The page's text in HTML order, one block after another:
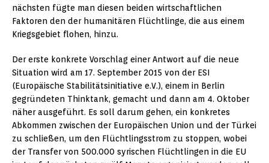
nächsten fügte man diesen beiden wirtschaftlichen
Faktoren den der humanitären Flüchtlinge, die aus einem
Kriegsgebiet flohen, hinzu.
Der erste konkrete Vorschlag einer Antwort auf die neue
Situation wird am 17. September 2015 von der ESI
(Europäische Stabilitätsinitiative e.V.), einem in Berlin
gegründeten Thinktank, gemacht und dann am 4. Oktober
näher ausgeführt. Es soll darum gehen, ein konkretes
Abkommen zwischen der Europäischen Union und der Türkei
zu schließen, um den Flüchtlingsstrom zu stoppen, wobei
der Transfer von 500.000 syrischen Flüchtlingen in die EU